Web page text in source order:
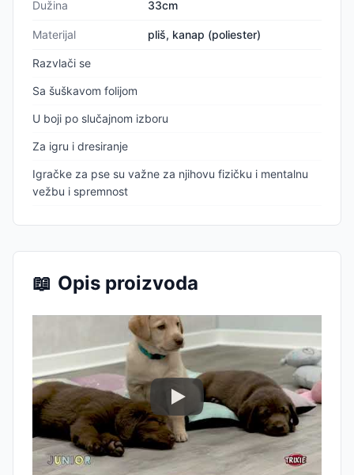
Dužina 33cm
Materijal pliš, kanap (poliester)
Razvlači se
Sa šuškavom folijom
U boji po slučajnom izboru
Za igru i dresiranje
Igračke za pse su važne za njihovu fizičku i mentalnu
vežbu i spremnost
📖 Opis proizvoda